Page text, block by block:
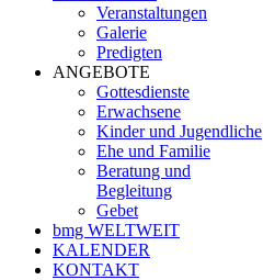
Veranstaltungen
Galerie
Predigten
ANGEBOTE
Gottesdienste
Erwachsene
Kinder und Jugendliche
Ehe und Familie
Beratung und
Begleitung
Gebet
bmg WELTWEIT
KALENDER
KONTAKT